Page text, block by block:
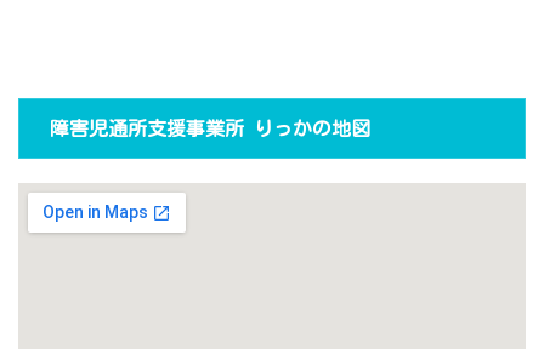
障害児通所支援事業所 りっかの地図